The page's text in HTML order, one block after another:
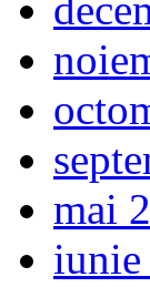
mai
iunie